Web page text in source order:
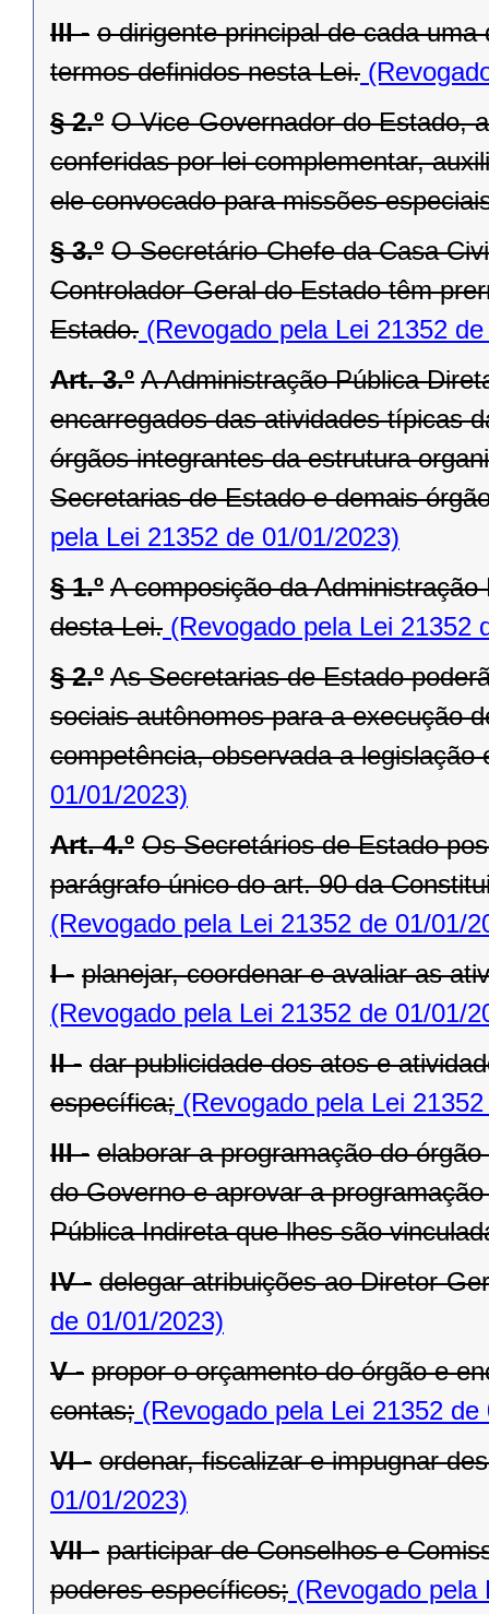
III - o dirigente principal de cada
termos definidos nesta Lei.
§ 2.º O Vice-Governador do Estado,
conferidas por lei complementar,
ele convocado para missões
§ 3.º O Secretário-Chefe da Casa
Controlador-Geral do Estado têm
Estado. (Revogado pela Lei 21352
Art. 3.º A Administração Pública
encarregados das atividades típicas
órgãos integrantes da estrutura
Secretarias de Estado e demais
pela Lei 21352 de 01/01/2023)
§ 1.º A composição da
desta Lei. (Revogado pela Lei 21352
§ 2.º As Secretarias de Estado
sociais autônomos para a execução
competência, observada a legislação
01/01/2023)
Art. 4.º Os Secretários de Estado
parágrafo único do art. 90 da
(Revogado pela Lei 21352 de 01/01/
I - planejar, coordenar e avaliar as
(Revogado pela Lei 21352 de 01/01/
II - dar publicidade dos atos e
específica; (Revogado pela Lei
III - elaborar a programação do
do Governo e aprovar a
Pública Indireta que lhes são
IV - delegar atribuições ao Diretor-
de 01/01/2023)
V - propor o orçamento do órgão e
contas; (Revogado pela Lei 21352 de
VI - ordenar, fiscalizar e impugnar
01/01/2023)
VII - participar de Conselhos e
poderes específicos; (Revogado pela